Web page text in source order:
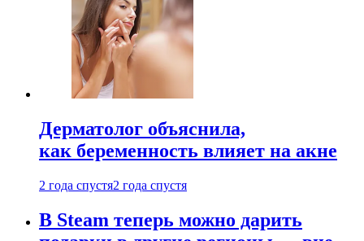
Дерматолог объяснила,
как беременность влияет на акне
2 года спустя2 года спустя
В Steam теперь можно дарить